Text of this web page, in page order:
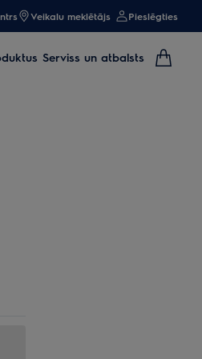
Veikalu meklētājs Pieslēgties
Serviss un atbalsts